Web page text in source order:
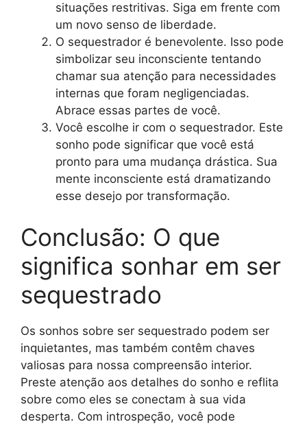
situações restritivas. Siga em frente com
um novo senso de liberdade.
O sequestrador é benevolente. Isso pode
simbolizar seu inconsciente tentando
chamar sua atenção para necessidades
internas que foram negligenciadas.
Abrace essas partes de você.
Você escolhe ir com o sequestrador. Este
sonho pode significar que você está
pronto para uma mudança drástica. Sua
mente inconsciente está dramatizando
esse desejo por transformação.
Conclusão: O que
significa sonhar em ser
sequestrado
Os sonhos sobre ser sequestrado podem ser
inquietantes, mas também contêm chaves
valiosas para nossa compreensão interior.
Preste atenção aos detalhes do sonho e reflita
sobre como eles se conectam à sua vida
desperta. Com introspeção, você pode